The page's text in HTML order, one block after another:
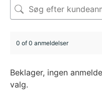
0 of 0 anmeldelser
Beklager, ingen
valg.